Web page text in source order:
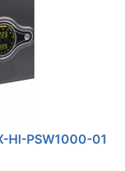
HI-PSW1000-01